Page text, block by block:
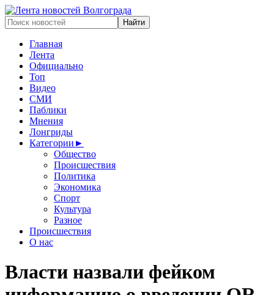
Главная
Лента
Официально
Топ
Видео
СМИ
Паблики
Мнения
Лонгриды
Категории ►
Общество
Происшествия
Политика
Экономика
Спорт
Культура
Разное
Происшествия
О нас
Власти назвали фейком